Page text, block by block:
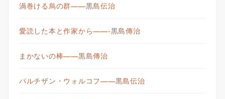
渦巻ける烏の群——黒島伝治
愛読した本と作家から——-黒島傳治
まかないの棒——黒島傳治
パルチザン・ウォルコフ——黒島伝治